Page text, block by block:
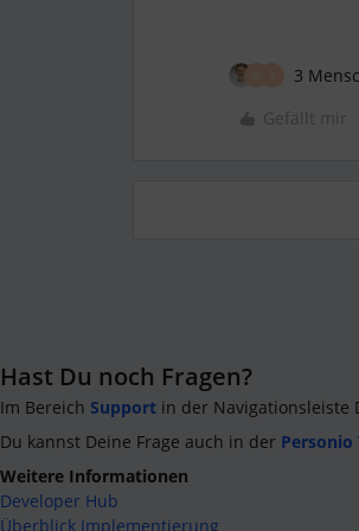
3
Gefällt mir
Hast Du noch Fragen?
Im Bereich Support in der Navigationsleiste
Du kannst Deine Frage auch in der
Weitere Informationen
Developer Hub
Überblick Implementierung